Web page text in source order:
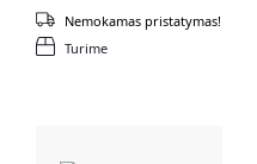
Turime
Nemokamas pristatymas!